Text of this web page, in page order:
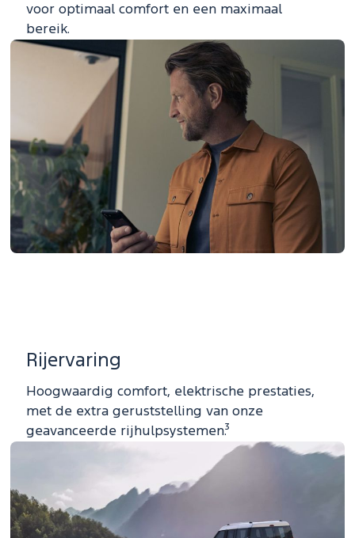
voor optimaal comfort en een maximaal
bereik.
Rijervaring
Hoogwaardig comfort, elektrische prestaties,
met de extra geruststelling van onze
geavanceerde rijhulpsystemen.³